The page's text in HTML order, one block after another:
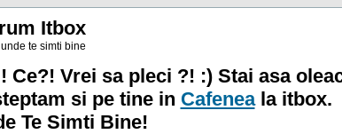
Itbox
unde te simti bine
Vrei sa pleci ?! :) Stai asa
si pe tine in Cafeneala itbox.
Te Simti Bine!